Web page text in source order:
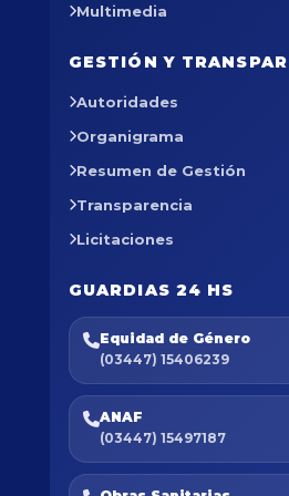
Multimedia
GESTIÓN Y
Autoridades
Organigrama
Resumen de Gestión
Transparencia
Licitaciones
GUARDIAS 24 HS
Equidad de Género
(03447) 15406239
ANAF
(03447) 15497187